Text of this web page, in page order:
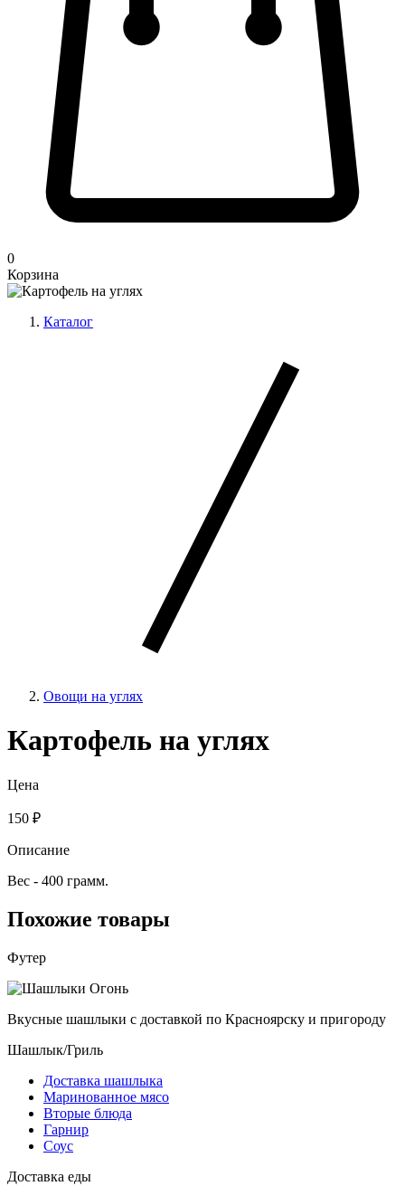
0
Корзина
Каталог
Овощи на углях
Картофель на углях
Цена
150 ₽
Описание
Вес - 400 грамм.
Похожие товары
Футер
Вкусные шашлыки с доставкой по Красноярску и пригороду
Шашлык/Гриль
Доставка шашлыка
Маринованное мясо
Вторые блюда
Гарнир
Соус
Доставка еды